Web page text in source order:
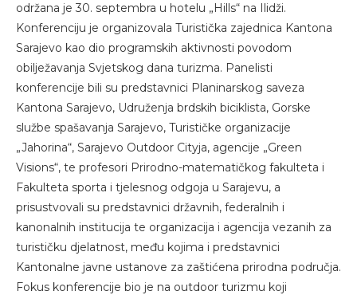
održana je 30. septembra u hotelu „Hills“ na Ilidži.
Konferenciju je organizovala Turistička zajednica Kantona
Sarajevo kao dio programskih aktivnosti povodom
obilježavanja Svjetskog dana turizma. Panelisti
konferencije bili su predstavnici Planinarskog saveza
Kantona Sarajevo, Udruženja brdskih biciklista, Gorske
službe spašavanja Sarajevo, Turističke organizacije
„Jahorina“, Sarajevo Outdoor Cityja, agencije „Green
Visions“, te profesori Prirodno-matematičkog fakulteta i
Fakulteta sporta i tjelesnog odgoja u Sarajevu, a
prisustvovali su predstavnici državnih, federalnih i
kanonalnih institucija te organizacija i agencija vezanih za
turističku djelatnost, među kojima i predstavnici
Kantonalne javne ustanove za zaštićena prirodna područja.
Fokus konferencije bio je na outdoor turizmu koji